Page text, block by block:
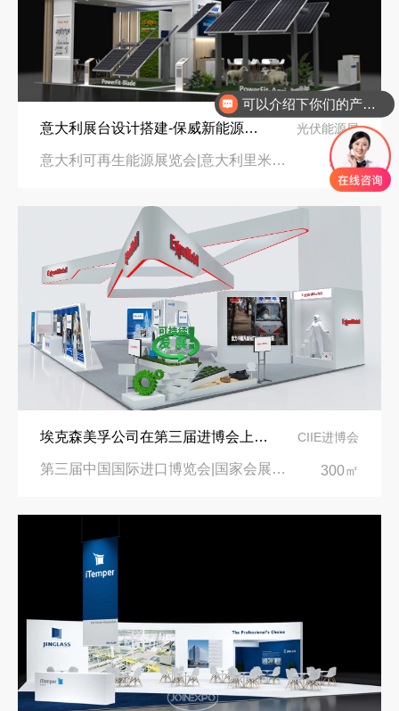
意大利展台设计搭建-保威新能源在意大利里米尼会展中心推出最新产品-中励展览设计策划公司 光伏能源展
意大利可再生能源展览会|意大利里米尼会展中心 96㎡
埃克森美孚公司在第三届进博会上展示非凡的展台搭建设计 CIIE进博会
第三届中国国际进口博览会|国家会展中心 300㎡
你们是怎么收费的呢